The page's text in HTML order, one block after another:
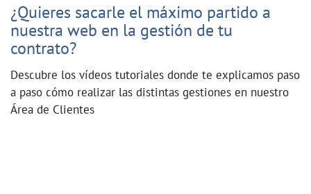
¿Quieres sacarle el máximo partido a
nuestra web en la gestión de tu
contrato?
Descubre los vídeos tutoriales donde te explicamos paso
a paso cómo realizar las distintas gestiones en nuestro
Área de Clientes